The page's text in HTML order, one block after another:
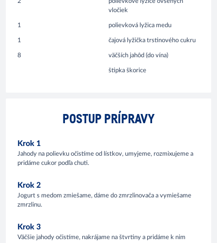
2
polievkové lyžice ovsených
vločiek
1 polievková lyžica medu
1 čajová lyžička trstinového cukru
8 väčších jahôd (do vína)
štipka škorice
POSTUP PRÍPRAVY
Krok 1
Jahody na polievku očistíme od lístkov, umyjeme, rozmixujeme a
pridáme cukor podľa chuti.
Krok 2
Jogurt s medom zmiešame, dáme do zmrzlinovača a vymiešame
zmrzlinu.
Krok 3
Väčšie jahody očistíme, nakrájame na štvrtiny a pridáme k nim